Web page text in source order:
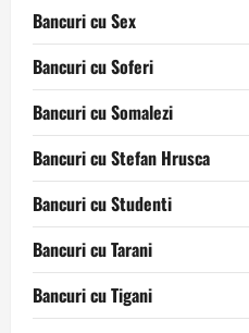
Bancuri cu Sex
Bancuri cu Soferi
Bancuri cu Somalezi
Bancuri cu Stefan Hrusca
Bancuri cu Studenti
Bancuri cu Tarani
Bancuri cu Tigani